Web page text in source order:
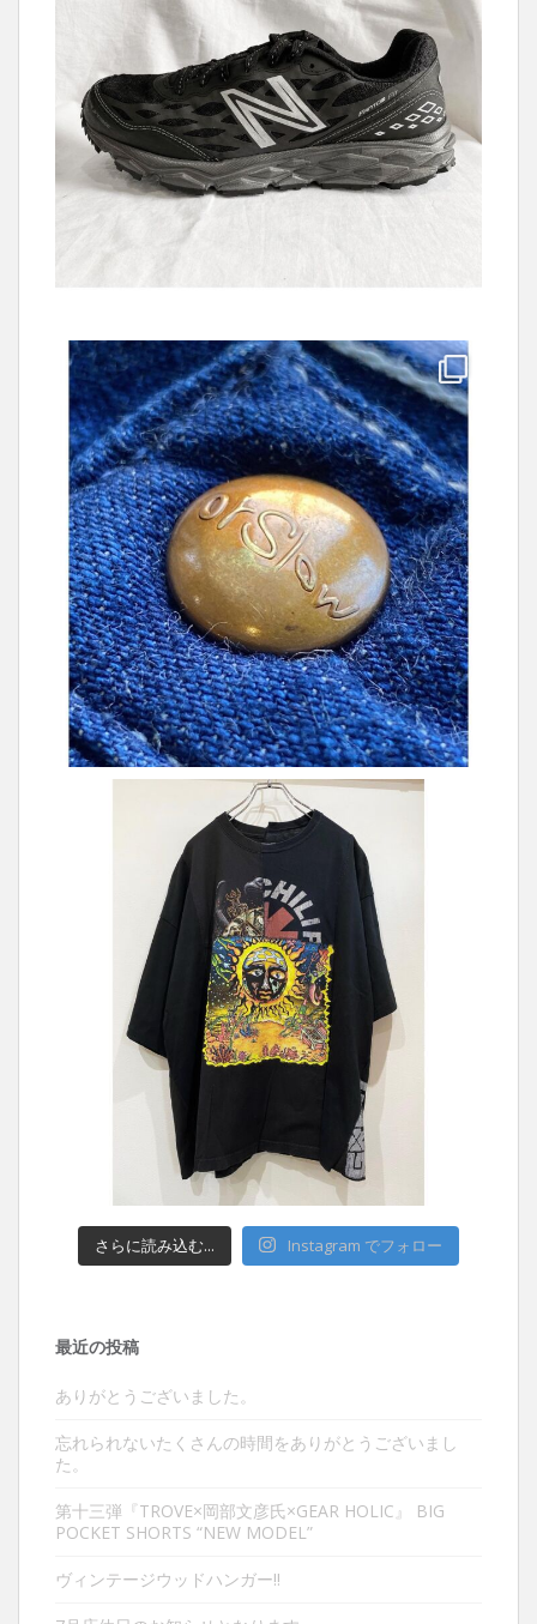
さらに読み込む... Instagram でフォロー
最近の投稿
ありがとうございました。
忘れられないたくさんの時間をありがとうございまし
た。
第十三弾『TROVE×岡部文彦氏×GEAR HOLIC』 BIG
POCKET SHORTS “NEW MODEL”
ヴィンテージウッドハンガー‼︎